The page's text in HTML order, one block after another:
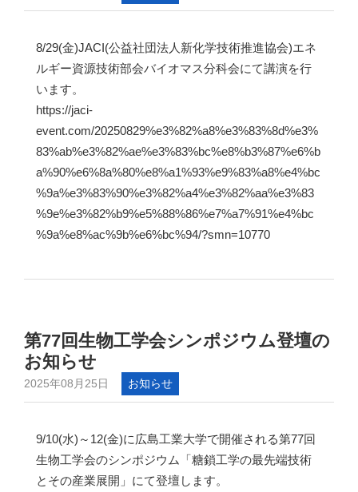
8/29(金)JACI(公益社団法人新化学技術推進協会)エネ
ルギー資源技術部会バイオマス分科会にて講演を行
います。
https://jaci-
event.com/20250829%e3%82%a8%e3%83%8d%e3%
83%ab%e3%82%ae%e3%83%bc%e8%b3%87%e6%b
a%90%e6%8a%80%e8%a1%93%e9%83%a8%e4%bc
%9a%e3%83%90%e3%82%a4%e3%82%aa%e3%83
%9e%e3%82%b9%e5%88%86%e7%a7%91%e4%bc
%9a%e8%ac%9b%e6%bc%94/?smn=10770
第77回生物工学会シンポジウム登壇の
お知らせ
2025年08月25日 お知らせ
9/10(水)～12(金)に広島工業大学で開催される第77回
生物工学会のシンポジウム「糖鎖工学の最先端技術
とその産業展開」にて登壇します。